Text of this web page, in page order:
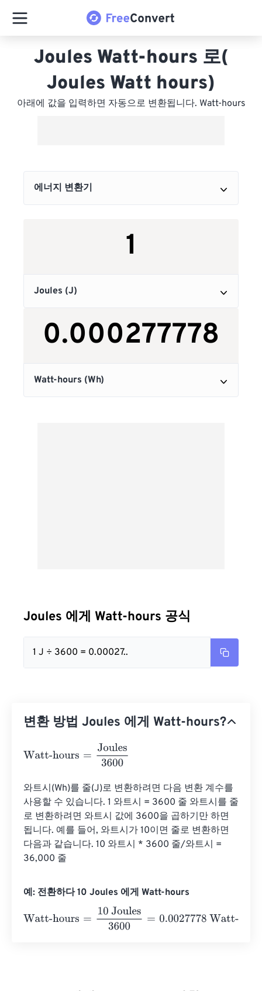
Joules Watt-hours 로(
Joules Watt hours)
아래에 값을 입력하면 자동으로 변환됩니다. Watt-hours
Joules 에게 Watt-hours 공식
1 J ÷ 3600 = 0.00027..
변환 방법 Joules 에게 Watt-hours?
Watt-hours Joules3600
와트시(Wh)를 줄(J)로 변환하려면 다음 변환 계수를
사용할 수 있습니다. 1 와트시 = 3600 줄 와트시를 줄
로 변환하려면 와트시 값에 3600을 곱하기만 하면
됩니다. 예를 들어, 와트시가 10이면 줄로 변환하면
다음과 같습니다. 10 와트시 * 3600 줄/와트시 =
36,000 줄
예: 전환하다 10 Joules 에게 Watt-hours
Watt-hours
10 Joules3600= 0.0027778 Watt-hours